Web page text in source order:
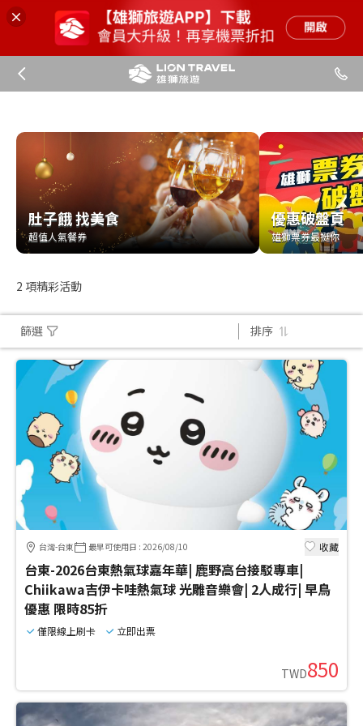
肚子餓 找美食
超值人氣餐券
肚子餓 找美食
超值人氣餐券
優惠破盤頁
雄獅票券最挺你
優惠破盤頁
雄獅票券最挺你
2 項精彩活動
篩選 排序
台灣-台東 最早可使用日 : 2026/08/10 收藏
台東-2026台東熱氣球嘉年華| 鹿野高台接駁專車|
Chiikawa吉伊卡哇熱氣球 光雕音樂會| 2人成行| 早鳥
優惠 限時85折
僅限線上刷卡 立即出票
TWD850